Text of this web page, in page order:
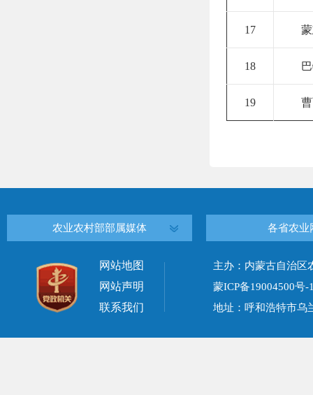
17
18
19
农业农村部部属媒体 各省农业
网站地图
网站声明
联系我们
主办：内蒙古自治
蒙ICP备19004500号-
地址：呼和浩特市